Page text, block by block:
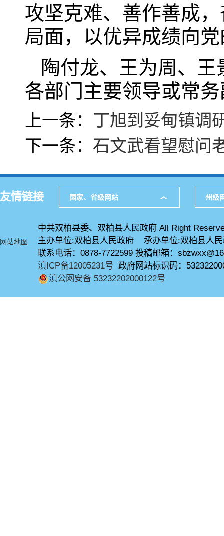
攻坚克难、善作善成
局面，以优异成绩向
陶付龙、王为周、
各部门主要领导或常
上一条： 丁旭到妥甸镇调
下一条： 石文武看望慰问
友情链接 国家、省级网站 州级
网站地图
中共双柏县委、双柏县人民政府 All Right
主办单位:双柏县人民政府 承办单位:双柏县人
联系电话：0878-7722599 投稿邮箱：
滇ICP备12005231号 政府网站标识码：
滇公网安备 53232202000122号